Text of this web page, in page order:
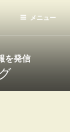
メニュー
を発信